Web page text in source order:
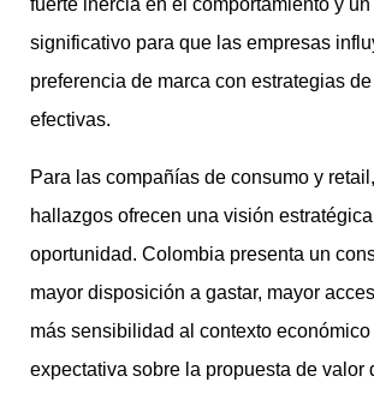
significativo para que las empresas
preferencia de marca con estrategias
efectivas.
Para las compañías de consumo y
hallazgos ofrecen una visión
oportunidad. Colombia presenta un
mayor disposición a gastar, mayor
más sensibilidad al contexto económico
expectativa sobre la propuesta de valor